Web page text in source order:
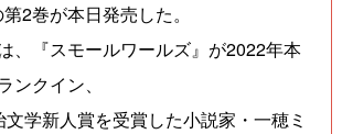
2巻が本日発売した。
、『スモールワールズ』が2022年本
ンクイン、
学新人賞を受賞した小説家・一穂ミ